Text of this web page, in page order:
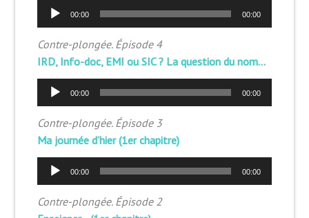
Lecteur
audio
00:00 00:00
Contre-plongée. Épisode 4
IRD, Info-doc, EMI ou SIC ? La question du nom…
Lecteur
audio
00:00 00:00
Contre-plongée. Épisode 3
Ma journée d’hier (1er chapitre)
Lecteur
audio
00:00 00:00
Contre-plongée. Épisode 2